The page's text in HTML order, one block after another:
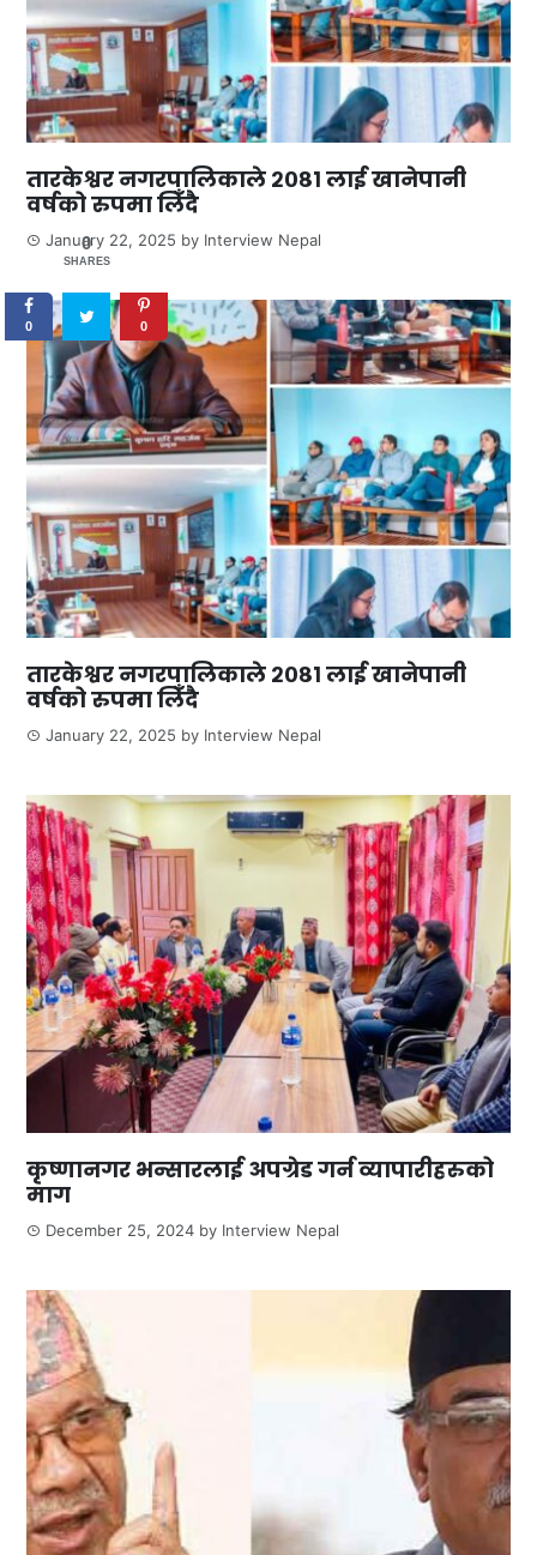
तारकेश्वर नगरपालिकाले २०८१ लाई खानेपानी
वर्षको रुपमा लिँदै
January 22, 2025 by Interview Nepal
तारकेश्वर नगरपालिकाले २०८१ लाई खानेपानी
वर्षको रुपमा लिँदै
January 22, 2025 by Interview Nepal
कृष्णानगर भन्सारलाई अपग्रेड गर्न व्यापारीहरुको
माग
December 25, 2024 by Interview Nepal
0
SHARES
0 0